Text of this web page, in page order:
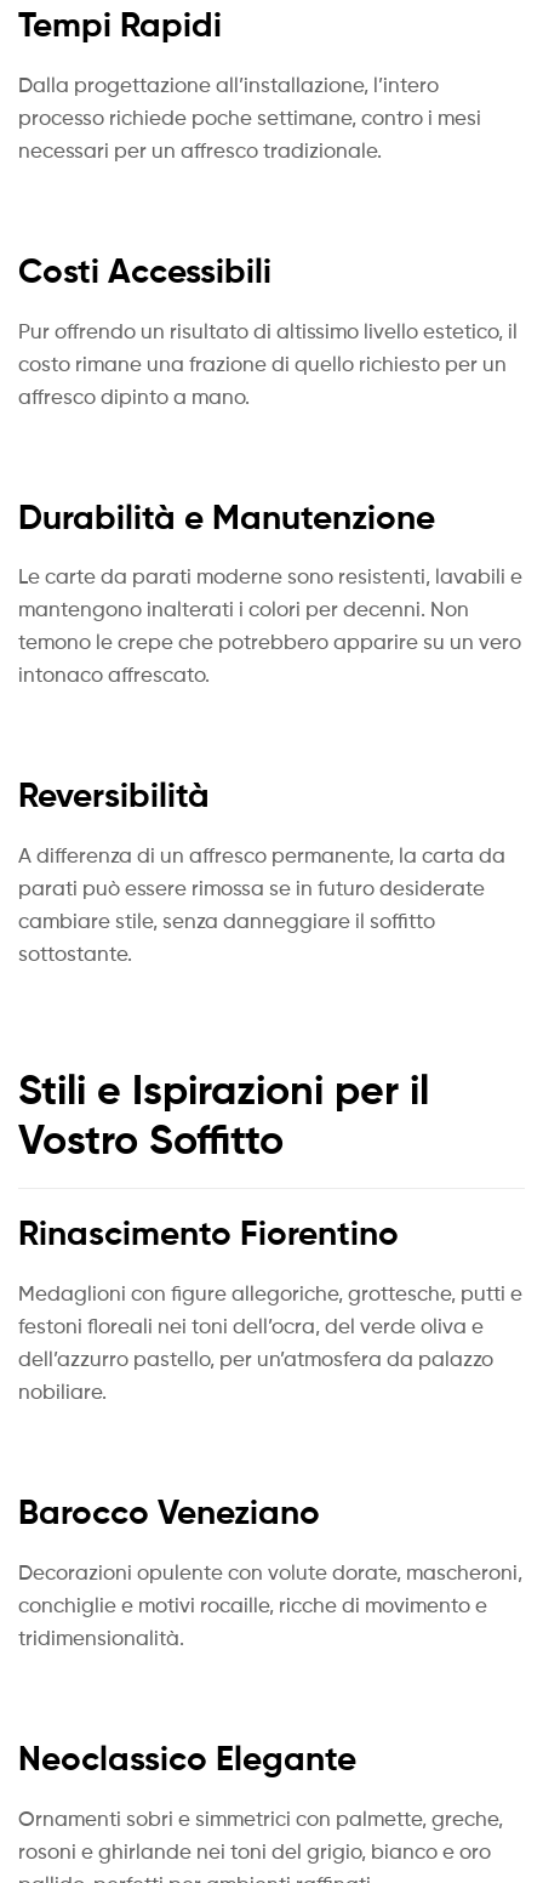
Tempi Rapidi
Dalla progettazione all’installazione, l’intero
processo richiede poche settimane, contro i mesi
necessari per un affresco tradizionale.
Costi Accessibili
Pur offrendo un risultato di altissimo livello estetico, il
costo rimane una frazione di quello richiesto per un
affresco dipinto a mano.
Durabilità e Manutenzione
Le carte da parati moderne sono resistenti, lavabili e
mantengono inalterati i colori per decenni. Non
temono le crepe che potrebbero apparire su un vero
intonaco affrescato.
Reversibilità
A differenza di un affresco permanente, la carta da
parati può essere rimossa se in futuro desiderate
cambiare stile, senza danneggiare il soffitto
sottostante.
Stili e Ispirazioni per il
Vostro Soffitto
Rinascimento Fiorentino
Medaglioni con figure allegoriche, grottesche, putti e
festoni floreali nei toni dell’ocra, del verde oliva e
dell’azzurro pastello, per un’atmosfera da palazzo
nobiliare.
Barocco Veneziano
Decorazioni opulente con volute dorate, mascheroni,
conchiglie e motivi rocaille, ricche di movimento e
tridimensionalità.
Neoclassico Elegante
Ornamenti sobri e simmetrici con palmette, greche,
rosoni e ghirlande nei toni del grigio, bianco e oro